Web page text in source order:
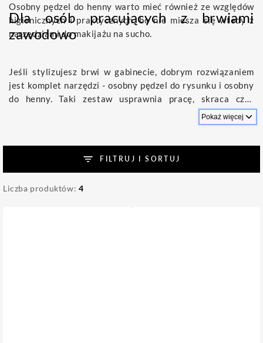
Osobny pędzel do henny warto mieć również ze względów
higienicznych i praktycznych, bo nie miesza się wtedy z
narzędziami do makijażu na sucho.
Dla osób pracujących z brwiami
zawodowo
Jeśli stylizujesz brwi w gabinecie, dobrym rozwiązaniem
jest komplet narzędzi - osobny pędzel do rysunku i osobny
do henny. Taki zestaw usprawnia pracę, skraca czas
zabiegu i pozwala utrzymać porządek na stanowisku.
Pokaż więcej
FILTRUJ I SORTUJ
Liczba produktów: 4